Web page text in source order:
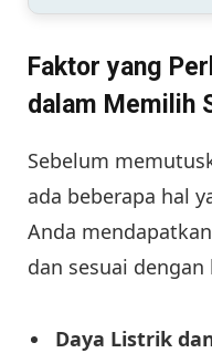
Faktor yang
dalam Memilih
Sebelum
ada beberapa hal
Anda
dan sesuai
Daya Listrik